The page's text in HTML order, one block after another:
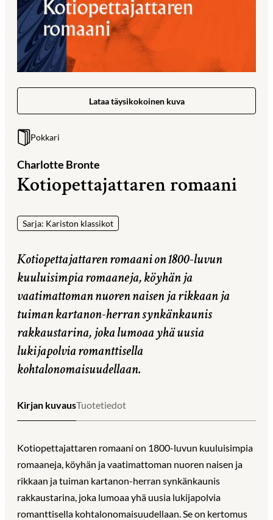
Lataa täysikokoinen kuva
Pokkari
Charlotte Bronte
Kotiopettajattaren romaani
Sarja: Kariston klassikot
Kotiopettajattaren romaani on 1800-luvun
kuuluisimpia romaaneja, köyhän ja
vaatimattoman nuoren naisen ja rikkaan ja
tuiman kartanon-herran synkänkaunis
rakkaustarina, joka lumoaa yhä uusia
lukijapolvia romanttisella
kohtalonomaisuudellaan.
Kirjan kuvausTuotetiedot
Kotiopettajattaren romaani on 1800-luvun kuuluisimpia
romaaneja, köyhän ja vaatimattoman nuoren naisen ja
rikkaan ja tuiman kartanon-herran synkänkaunis
rakkaustarina, joka lumoaa yhä uusia lukijapolvia
romanttisella kohtalonomaisuudellaan. Se on kertomus